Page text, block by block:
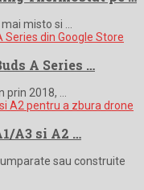
misto si …
A Series …
2018, …
A3 si A2 …
sau construite